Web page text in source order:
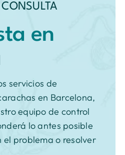
en
servicios de
en Barcelona,
equipo de control
lo antes posible
problema o resolver